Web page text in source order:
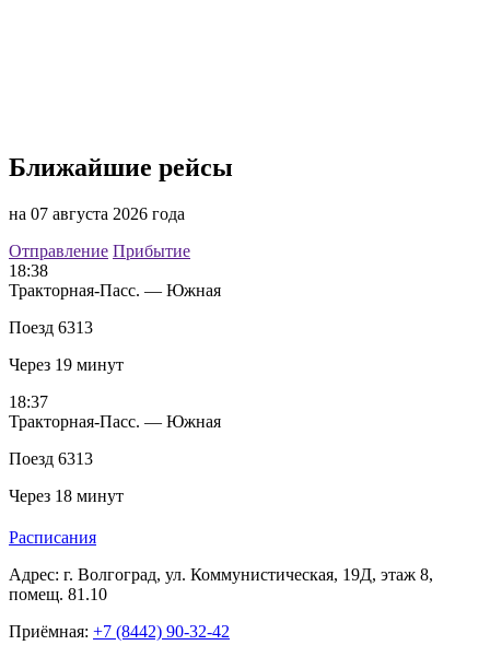
Ближайшие рейсы
на 07 августа 2026 года
Отправление Прибытие
18:38
Тракторная-Пасс. — Южная
Поезд 6313
Через 19 минут
18:37
Тракторная-Пасс. — Южная
Поезд 6313
Через 18 минут
Расписания
Адрес: г. Волгоград, ул. Коммунистическая, 19Д, этаж 8,
помещ. 81.10
Приёмная: +7 (8442) 90-32-42